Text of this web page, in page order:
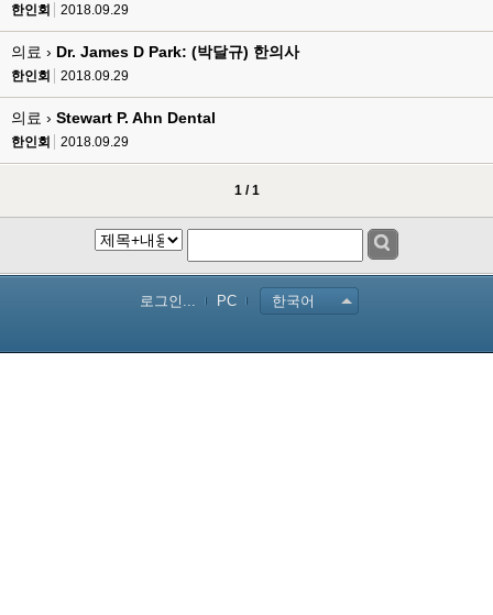
한인회 2018.09.29
의료 › Dr. James D Park: (박달규) 한의사
한인회 2018.09.29
의료 › Stewart P. Ahn Dental
한인회 2018.09.29
1 / 1
로그인... PC 한국어